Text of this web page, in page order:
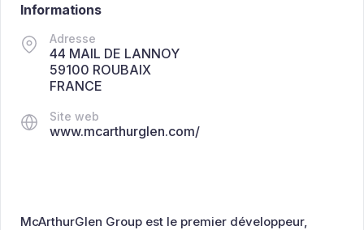
McArthurGlen Group est le premier développeur,
Informations
Adresse
44 MAIL DE LANNOY
59100 ROUBAIX
FRANCE
Site web
www.mcarthurglen.com/